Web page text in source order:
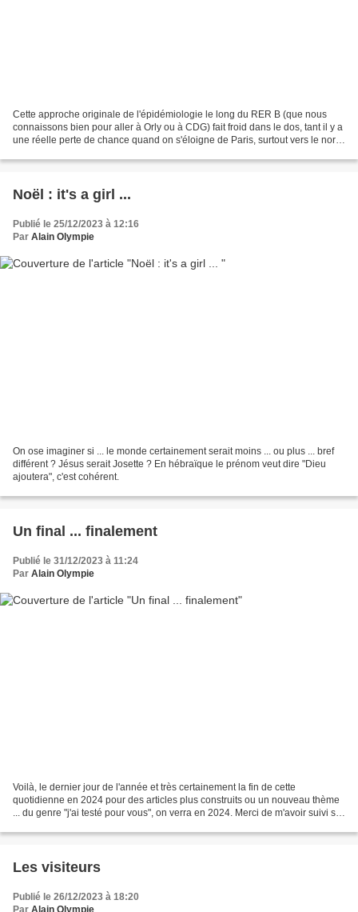
Cette approche originale de l'épidémiologie le long du RER B (que nous
connaissons bien pour aller à Orly ou à CDG) fait froid dans le dos, tant il y a
une réelle perte de chance quand on s'éloigne de Paris, surtout vers le nord
Noël : it's a girl ...
Publié le 25/12/2023 à 12:16
Par Alain Olympie
On ose imaginer si ... le monde certainement serait moins ... ou plus ... bref
différent ? Jésus serait Josette ? En hébraïque le prénom veut dire "Dieu
ajoutera", c'est cohérent.
Un final ... finalement
Publié le 31/12/2023 à 11:24
Par Alain Olympie
Voilà, le dernier jour de l'année et très certainement la fin de cette
quotidienne en 2024 pour des articles plus construits ou un nouveau thème
... du genre "j'ai testé pour vous", on verra en 2024. Merci de m'avoir suivi sur
Les visiteurs
Publié le 26/12/2023 à 18:20
Par Alain Olympie